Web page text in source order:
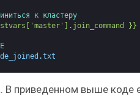
к кластеру
.txt
В приведенном выше коде